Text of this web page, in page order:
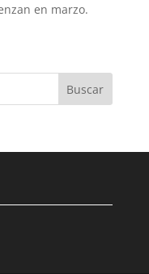
en marzo.
Buscar